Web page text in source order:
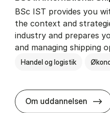
BSc IST provides you
the context and
industry and prepares
and managing shipping
Handel og logistik
Om uddannelsen